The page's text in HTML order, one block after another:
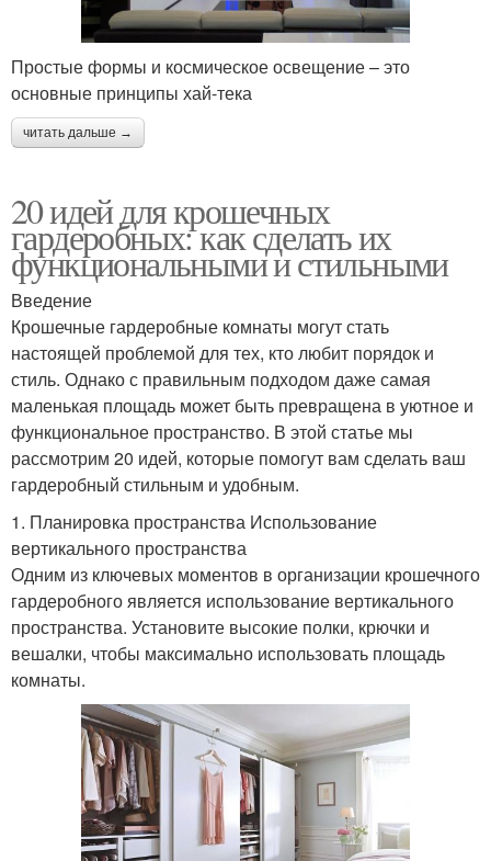
Простые формы и космическое освещение – это
основные принципы хай-тека
читать дальше →
20 идей для крошечных
гардеробных: как сделать их
функциональными и стильными
Введение
Крошечные гардеробные комнаты могут стать
настоящей проблемой для тех, кто любит порядок и
стиль. Однако с правильным подходом даже самая
маленькая площадь может быть превращена в уютное и
функциональное пространство. В этой статье мы
рассмотрим 20 идей, которые помогут вам сделать ваш
гардеробный стильным и удобным.
1. Планировка пространства Использование
вертикального пространства
Одним из ключевых моментов в организации крошечного
гардеробного является использование вертикального
пространства. Установите высокие полки, крючки и
вешалки, чтобы максимально использовать площадь
комнаты.